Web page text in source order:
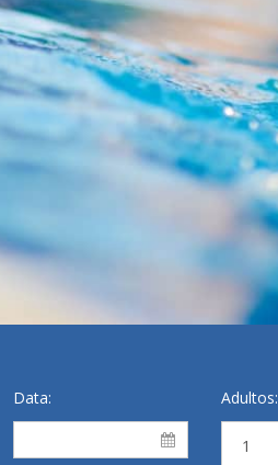
Data: Adultos: